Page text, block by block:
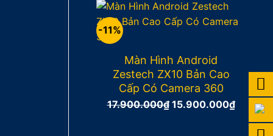
14.900.000₫.
-11%
Màn Hình Android
Zestech ZX10 Bản Cao
Cấp Có Camera 360
17.900.000₫ Giá
15.900.000₫Giá